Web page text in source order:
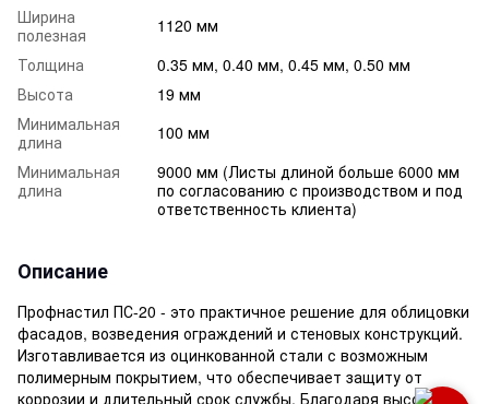
Ширина
полезная
1120 мм
Толщина
0.35 мм, 0.40 мм, 0.45 мм, 0.50 мм
Высота
19 мм
Минимальная
длина
100 мм
Минимальная
длина
9000 мм (Листы длиной больше 6000 мм
по согласованию с производством и под
ответственность клиента)
Описание
Профнастил ПС-20 - это практичное решение для облицовки
фасадов, возведения ограждений и стеновых конструкций.
Изготавливается из оцинкованной стали с возможным
полимерным покрытием, что обеспечивает защиту от
коррозии и длительный срок службы. Благодаря высоте